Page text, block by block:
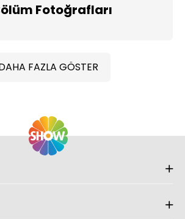
Fotoğrafları
FAZLA GÖSTER